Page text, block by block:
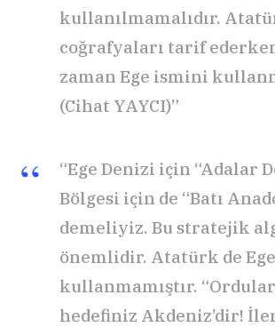
kullanılmamalıdır.
coğrafyaları tarif
zaman Ege ismini
(Cihat YAYCI)”
“Ege Denizi için “Adalar
Bölgesi için de “Batı
demeliyiz. Bu stratejik
önemlidir. Atatürk de
kullanmamıştır.
hedefiniz Akdeniz’dir!